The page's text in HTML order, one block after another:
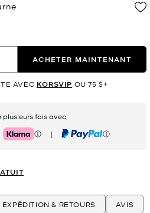
ACHETER MAINTENANT
AVEC KORSVIP OU 75 $+
plusieurs fois avec
Klarna | PayPal
EXPÉDITION & RETOURS AVIS